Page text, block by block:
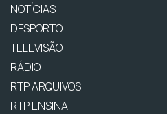
NOTÍCIAS
DESPORTO
TELEVISÃO
RÁDIO
RTP ARQUIVOS
RTP ENSINA